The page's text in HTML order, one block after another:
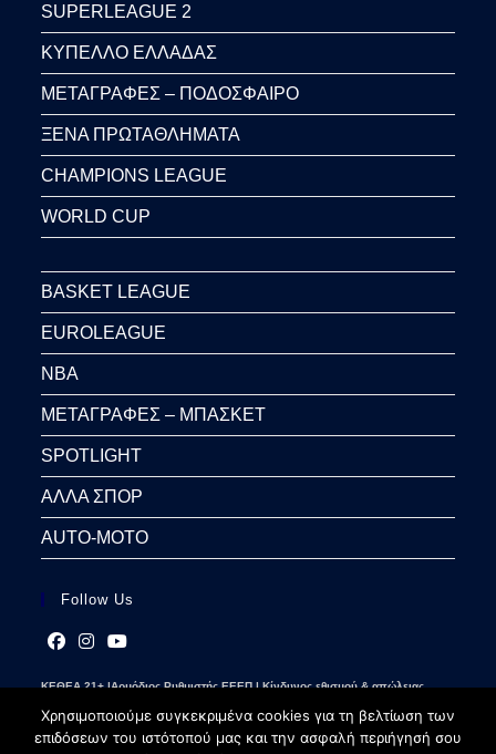
SUPERLEAGUE 2
ΚΥΠΕΛΛΟ ΕΛΛΑΔΑΣ
ΜΕΤΑΓΡΑΦΕΣ – ΠΟΔΟΣΦΑΙΡΟ
ΞΕΝΑ ΠΡΩΤΑΘΛΗΜΑΤΑ
CHAMPIONS LEAGUE
WORLD CUP
BASKET LEAGUE
EUROLEAGUE
NBA
ΜΕΤΑΓΡΑΦΕΣ – ΜΠΑΣΚΕΤ
SPOTLIGHT
ΑΛΛΑ ΣΠΟΡ
AUTO-MOTO
Follow Us
in
a
new
in
a
new
in
a
new
ΚΕΘΕΑ 21+ |Αρμόδιος Ρυθμιστής ΕΕΕΠ | Κίνδυνος εθισμού & απώλειας
Χρησιμοποιούμε συγκεκριμένα cookies για τη βελτίωση των
επιδόσεων του ιστότοπού μας και την ασφαλή περιήγησή σου